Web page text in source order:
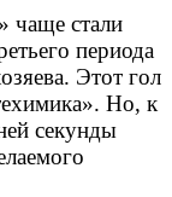
чаще стали
периода
Этот гол
Но, к
секунды